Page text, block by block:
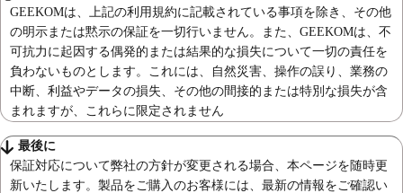
GEEKOMは、上記の利用規約に記載されている事項を除き、その他
の明示または黙示の保証を一切行いません。また、GEEKOMは、不
可抗力に起因する偶発的または結果的な損失について一切の責任を
負わないものとします。これには、自然災害、操作の誤り、業務の
中断、利益やデータの損失、その他の間接的または特別な損失が含
まれますが、これらに限定されません
最後に
保証対応について弊社の方針が変更される場合、本ページを随時更
新いたします。製品をご購入のお客様には、最新の情報をご確認い